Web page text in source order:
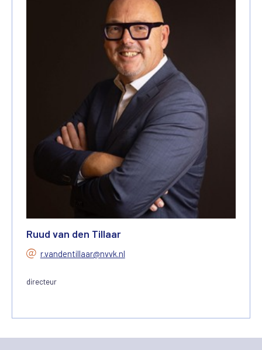
Ruud van den Tillaar
r.vandentillaar@nvvk.nl
directeur